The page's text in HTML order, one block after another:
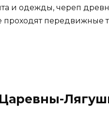
и одежды, череп
проходят передвижные